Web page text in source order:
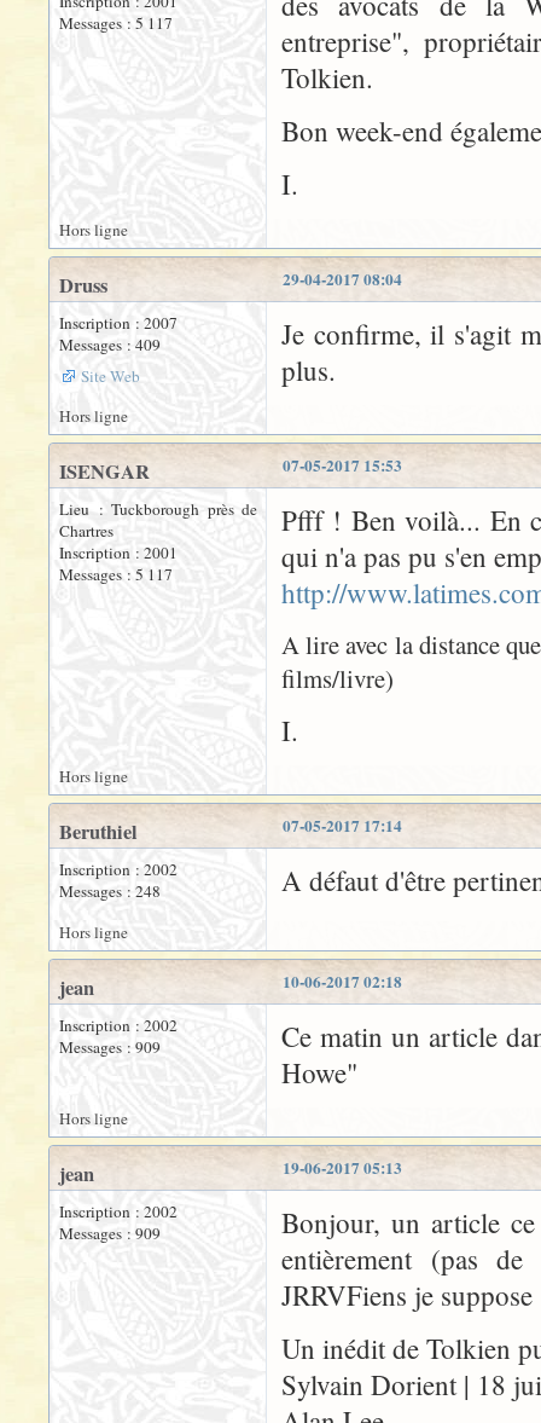
Messages : 5 117
entreprise",
Tolkien.
Bon week-end
I.
Hors ligne
29-04-2017 08:04
Druss
Inscription : 2007
Messages : 409
Site Web
Je confirme, il s'agit
plus.
Hors ligne
07-05-2017 15:53
ISENGAR
Lieu : Tuckborough près de
Chartres
Inscription : 2001
Messages : 5 117
Pfff ! Ben voilà... En
qui n'a pas pu s'en
http://
A lire avec la distance
films/livre)
I.
Hors ligne
07-05-2017 17:14
Beruthiel
Inscription : 2002
Messages : 248
A défaut d'être
Hors ligne
10-06-2017 02:18
jean
Inscription : 2002
Messages : 909
Ce matin un article
Howe"
Hors ligne
19-06-2017 05:13
jean
Inscription : 2002
Messages : 909
Bonjour, un article
entièrement (pas
JRRVFiens je suppose
Un inédit de Tolkien
Sylvain Dorient | 18